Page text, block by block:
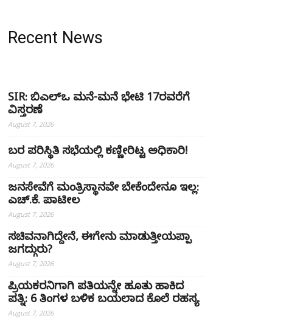
Recent News
SIR: ಬಿಎಲ್ಒ ಮನೆ-ಮನೆ ಭೇಟಿ 17ರವರೆಗೆ
ವಿಸ್ತರಣೆ
August 7, 2026
ಬರ ಪರಿಸ್ಥಿತಿ ಸಭೆಯಲ್ಲಿ ಕಣ್ಣೀರಿಟ್ಟ ಅಧಿಕಾರಿ!
August 7, 2026
ಜನಸೇವೆಗೆ ಮಂತ್ರಿಸ್ಥಾನವೇ ಬೇಕೆಂದೇನೂ ಇಲ್ಲ:
ಎಚ್‌.ಕೆ. ಪಾಟೀಲ
August 7, 2026
ಸಚಿವನಾಗಿದ್ದೇನೆ, ಈಗೇನು ಮಾಡುತ್ತೀಯಪ್ಪಾ
ಜಗದ್ಗುರು?
August 7, 2026
ಪ್ರಿಯಕರನಿಗಾಗಿ ಪತಿಯನ್ನೇ ಹೂತು ಹಾಕಿದ
ಪತ್ನಿ: 6 ತಿಂಗಳ ಬಳಿಕ ಬಯಲಾದ ಕೊಲೆ ರಹಸ್ಯ
August 7, 2026